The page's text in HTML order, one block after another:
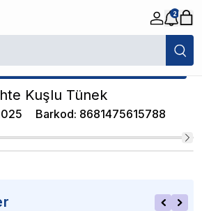
2
Birdlife yetkili satıcısıdır.
Kuşlu Tünek
Barkod: 8681475615788